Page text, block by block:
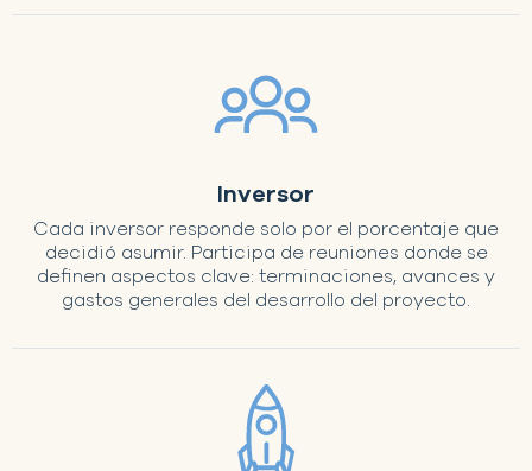
Inversor
Cada inversor responde solo por el porcentaje que
decidió asumir. Participa de reuniones donde se
definen aspectos clave: terminaciones, avances y
gastos generales del desarrollo del proyecto.